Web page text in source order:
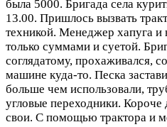
была 5000. Бригада села
13.00. Пришлось вызвать
техникой. Менеджер хапуга
только суммами и суетой.
соглядатому, прохаживался,
машине куда-то. Песка
больше чем использовали,
угловые переходники. Короче
свои. С помощью трактора и